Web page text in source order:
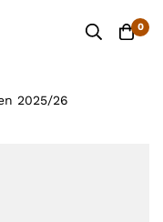
0
2025/26